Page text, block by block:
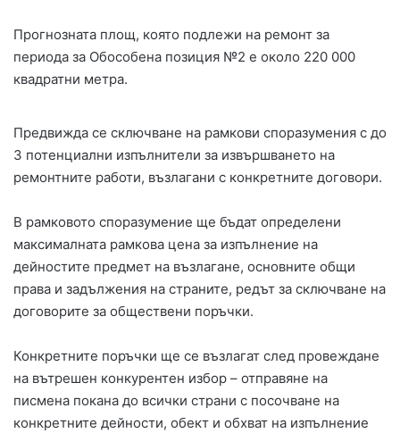
Прогнозната площ, която подлежи на ремонт за
периода за Обособена позиция №2 е около 220 000
квадратни метра.
Предвижда се сключване на рамкови споразумения с до
3 потенциални изпълнители за извършването на
ремонтните работи, възлагани с конкретните договори.
В рамковото споразумение ще бъдат определени
максималната рамкова цена за изпълнение на
дейностите предмет на възлагане, основните общи
права и задължения на страните, редът за сключване на
договорите за обществени поръчки.
Конкретните поръчки ще се възлагат след провеждане
на вътрешен конкурентен избор – отправяне на
писмена покана до всички страни с посочване на
конкретните дейности, обект и обхват на изпълнение